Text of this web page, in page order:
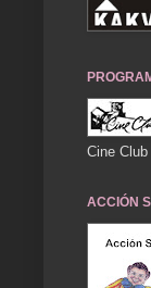
Cine
ACCIÓN